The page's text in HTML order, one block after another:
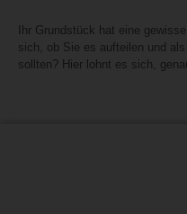
Ihr Grundstück hat eine
sich, ob Sie es aufteilen und
sollten? Hier lohnt es sich,